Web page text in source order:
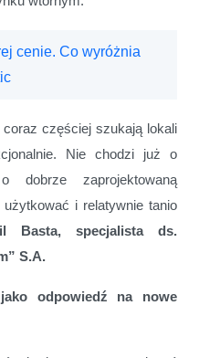
cenie. Co wyróżnia
częściej szukają lokali
Nie chodzi już o
dobrze zaprojektowaną
i relatywnie tanio
Basta, specjalista ds.
S.A.
jako odpowiedź na nowe